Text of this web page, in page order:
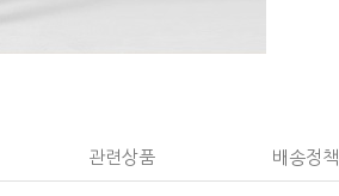
관련상품 배송정책